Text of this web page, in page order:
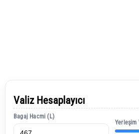
Valiz Hesaplayıcı
Bagaj Hacmi (L)
Yerleşim